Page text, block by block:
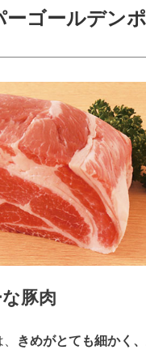
ゴールデン
豚肉
きめがとても細かく